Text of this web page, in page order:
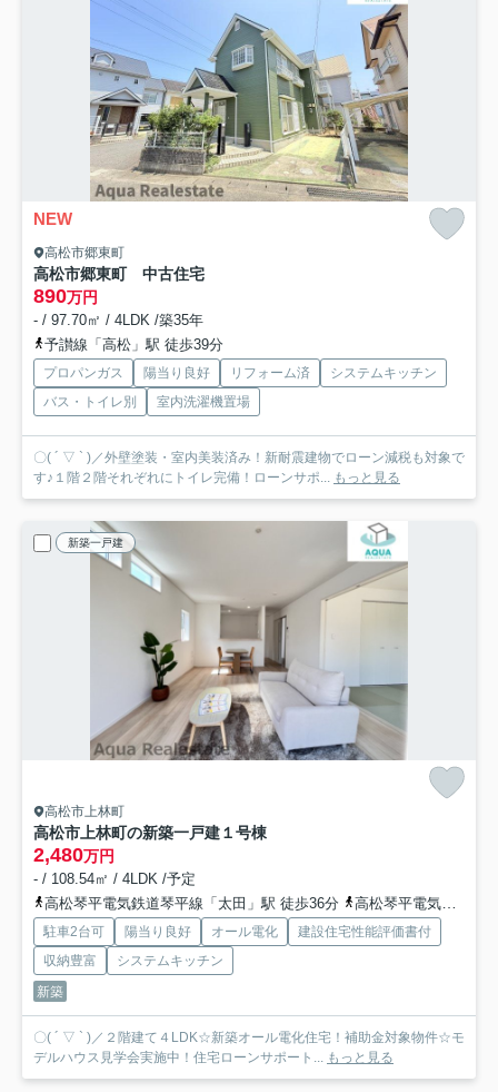
NEW
高松市郷東町
高松市郷東町 中古住宅
890万円
- / 97.70㎡ / 4LDK /築35年
予讃線「高松」駅 徒歩39分
プロパンガス 陽当り良好 リフォーム済
システムキッチン
バス・トイレ別
室内洗濯機置場
〇( ´ ▽ ` )／外壁塗装・室内美装済み！新耐震建物でローン減税も対象で
す♪１階２階それぞれにトイレ完備！ローンサポ... もっと見る
新築一戸建
高松市上林町
高松市上林町の新築一戸建１号棟
2,480万円
- / 108.54㎡ / 4LDK /予定
高松琴平電気鉄道琴平線「太田」駅 徒歩36分
高松琴平電気鉄道琴平線「仏生山」駅 徒歩38分
駐車2台可 陽当り良好 オール電化
建設住宅性能評価書付
収納豊富
システムキッチン
新築
〇( ´ ▽ ` )／２階建て４LDK☆新築オール電化住宅！補助金対象物件☆モ
デルハウス見学会実施中！住宅ローンサポート... もっと見る